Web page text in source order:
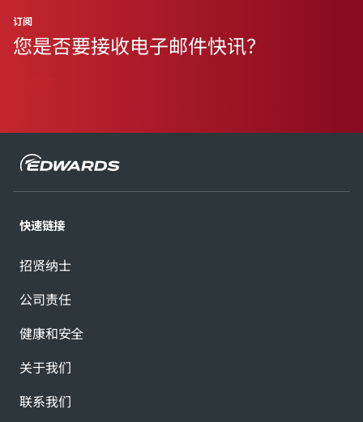
订阅
您是否要接收电子邮件快讯？
快速链接
招贤纳士
公司责任
健康和安全
关于我们
联系我们